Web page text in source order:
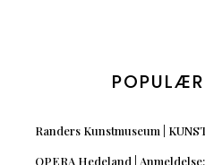
Randers Kunstmuseum |
OPERA Hedeland |